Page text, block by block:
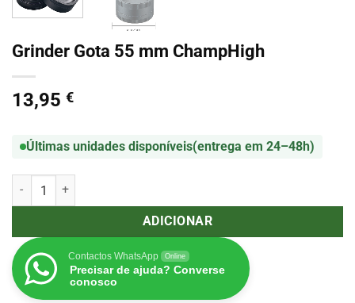
Grinder Gota 55 mm ChampHigh
13,95 €
Últimas unidades disponíveis(entrega em 24–48h)
Quantidade de Grinder Gota 55 mm ChampHigh
ADICIONAR
Contactos WhatsApp Online
Precisar de ajuda? Converse
conosco